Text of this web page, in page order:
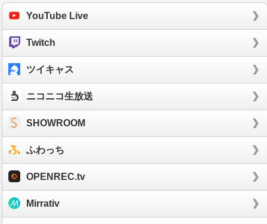
YouTube Live
Twitch
ツイキャス
ニコニコ生放送
SHOWROOM
ふわっち
OPENREC.tv
Mirrativ